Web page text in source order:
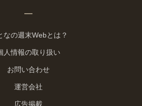
なの週末Webとは？
人情報の取り扱い
お問い合わせ
運営会社
広告掲載